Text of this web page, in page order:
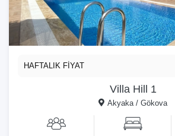
Villa Hill 1
Akyaka / Gökova
HAFTALIK FİYAT